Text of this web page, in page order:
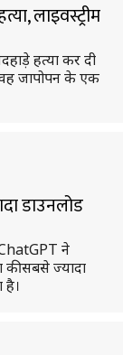
लाइवस्ट्रीम
हत्या कर दी
जापोपन के एक
डाउनलोड
ने
की सबसे ज्यादा
है।